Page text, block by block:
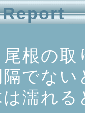
根の
でな
は濡れ